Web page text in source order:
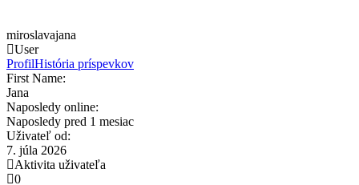
miroslavajana
User
ProfilHistória príspevkov
First Name:
Jana
Naposledy online:
Naposledy pred 1 mesiac
Uživateľ od:
7. júla 2026
Aktivita uživateľa
0